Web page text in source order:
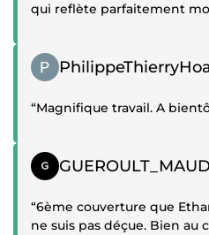
qui reflète parfaitement
Témoignage positif
“Magnifique travail. A
Témoignage positif
“6ème couverture que
ne suis pas déçue. Bien au